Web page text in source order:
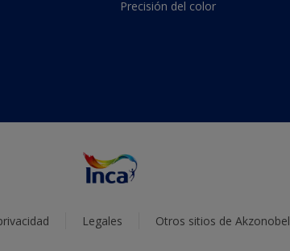
Precisión del color
Legales Otros sitios de Akzonobel